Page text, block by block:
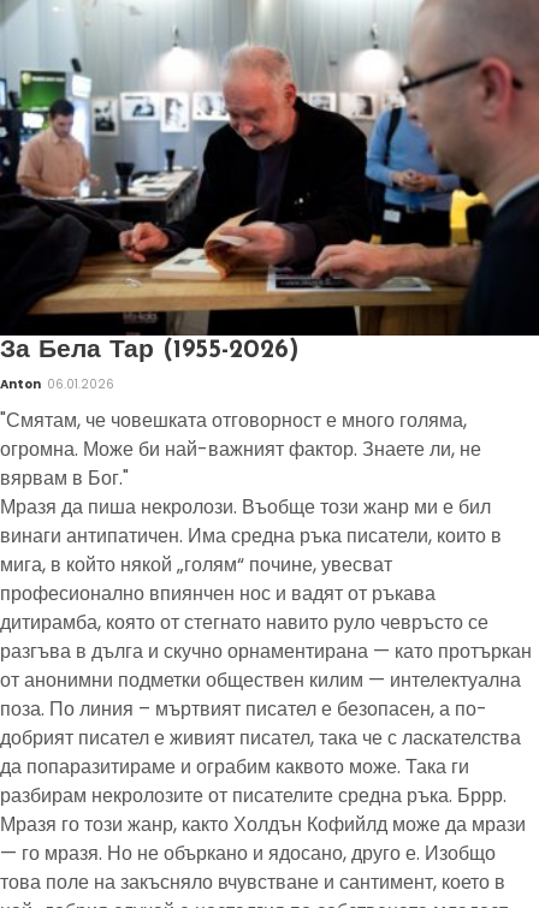
За Бела Тар (1955-2026)
Anton 06.01.2026
"Смятам, че човешката отговорност е много голяма,
огромна. Може би най-важният фактор. Знаете ли, не
вярвам в Бог."
Мразя да пиша некролози. Въобще този жанр ми е бил
винаги антипатичен. Има средна ръка писатели, които в
мига, в който някой „голям“ почине, увесват
професионално впиянчен нос и вадят от ръкава
дитирамба, която от стегнато навито руло чевръсто се
разгъва в дълга и скучно орнаментирана — като протъркан
от анонимни подметки обществен килим — интелектуална
поза. По линия – мъртвият писател е безопасен, а по-
добрият писател е живият писател, така че с ласкателства
да попаразитираме и ограбим каквото може. Така ги
разбирам некролозите от писателите средна ръка. Бррр.
Мразя го този жанр, както Холдън Кофийлд може да мрази
— го мразя. Но не объркано и ядосано, друго е. Изобщо
това поле на закъсняло вчувстване и сантимент, което в